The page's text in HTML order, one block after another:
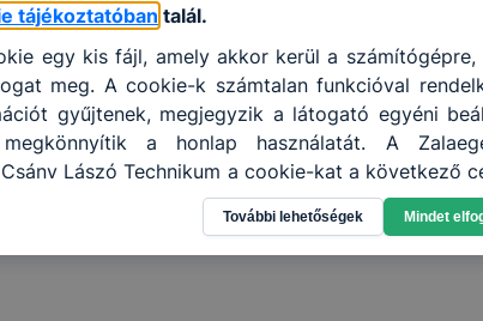
tájékoztatóban talál.
egy kis fájl, amely akkor kerül a számítógépre,
meg. A cookie-k számtalan funkcióval
gyűjtenek, megjegyzik a látogató egyéni
a honlap használatát. A
Lászó Technikum a cookie-kat a következő
gyűjtése azzal kapcsolatban, hogyan
hogy a honlap melyik részeit
megtudhatjuk, hogyan biztosítsunk Önnek
További lehetőségek Mindet